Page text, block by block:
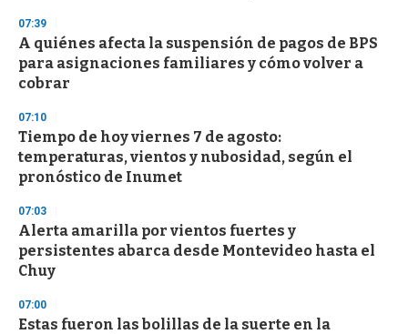
d
s
07:39
A quiénes afecta la suspensión de pagos de BPS
para asignaciones familiares y cómo volver a
cobrar
07:10
Tiempo de hoy viernes 7 de agosto:
temperaturas, vientos y nubosidad, según el
pronóstico de Inumet
07:03
Alerta amarilla por vientos fuertes y
persistentes abarca desde Montevideo hasta el
Chuy
07:00
Estas fueron las bolillas de la suerte en la